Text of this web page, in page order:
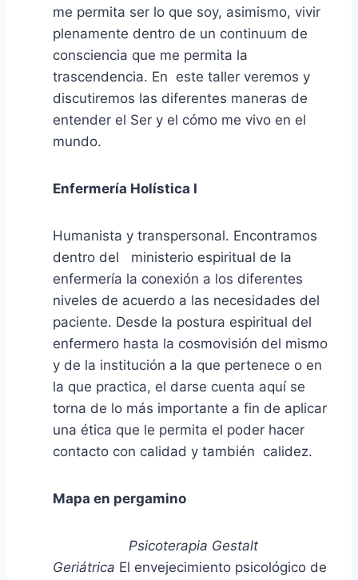
me permita ser lo que soy, asimismo, vivir
plenamente dentro de un continuum de
consciencia que me permita la
trascendencia. En este taller veremos y
discutiremos las diferentes maneras de
entender el Ser y el cómo me vivo en el
mundo.
Enfermería Holística I
Humanista y transpersonal. Encontramos
dentro del ministerio espiritual de la
enfermería la conexión a los diferentes
niveles de acuerdo a las necesidades del
paciente. Desde la postura espiritual del
enfermero hasta la cosmovisión del mismo
y de la institución a la que pertenece o en
la que practica, el darse cuenta aquí se
torna de lo más importante a fin de aplicar
una ética que le permita el poder hacer
contacto con calidad y también calidez.
Mapa en pergamino
Psicoterapia Gestalt
Geriátrica El envejecimiento psicológico de